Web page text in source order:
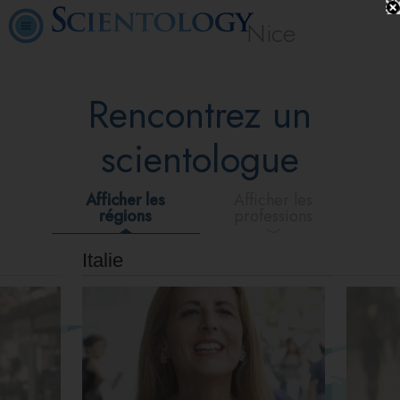
Nice
Rencontrez un
scientologue
Afficher les
régions
Italie